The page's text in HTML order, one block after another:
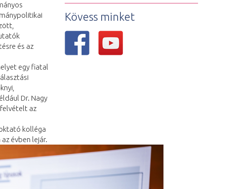
és az
egy fiatal
Dr. Nagy
felvételt az
kolléga
évben lejár.
Kövess minket